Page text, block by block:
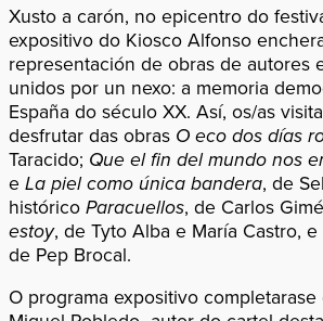
Xusto a carón, no epicentro do
expositivo do Kiosco Alfonso
representación de obras de autores
unidos por un nexo: a memoria
España do século XX. Así, os/as
desfrutar das obras O eco dos días
Taracido; Que el fin del mundo nos
e La piel como única bandera, de
históricoParacuellos, de Carlos
estoy, de Tyto Alba e María Castro, e
de Pep Brocal.
O programa expositivo